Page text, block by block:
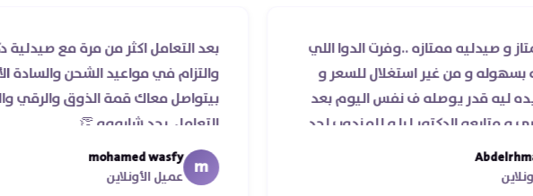
ممتازه ..وفرت الدوا اللي
و من غير استغلال للسعر و
يوصله ف نفس اليوم بعد
الدكتور ليا و للمندوب لحد
موعد عمله ..فضل يتابع
جزيلا ليكم
بعد التعامل اكثر من مرة مع صيدلية دكتور
والتزام في مواعيد الشحن والسادة الأطباء
بيتواصل معاك قمة الذوق والرقي والتحضر
التعامل. بجد شابووو 👏‏
mohamed wasfy
عميل الأونلاين